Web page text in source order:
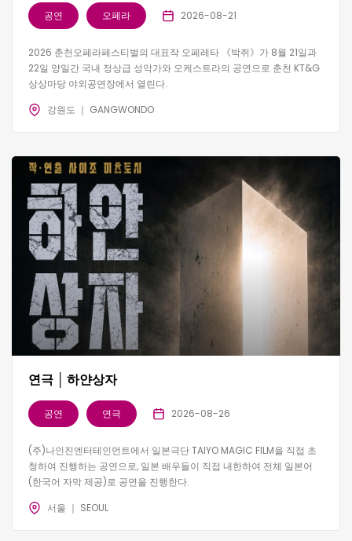
공연 오페라 2026-08-21
2026 춘천오페라페스티벌의 대표작 오페레타 《박쥐》가 8월 21일과
22일 양일간 국내 정상급 성악가와 오케스트라의 공연으로 춘천 KT&G
상상마당 야외공연장에서 열린다.
강원도 ｜ GANGWONDO
연극 │ 하얀상자
공연 연극 2026-08-26
(주)나인진엔터테인먼트에서 일본극단 TAIYO MAGIC FILM을 직접 초
청하여 진행하는 공연으로, 일본 배우들이 직접 내한하여 전체 일본어
(한국어 자막 제공)로 공연을 진행한다.
서울 ｜ SEOUL